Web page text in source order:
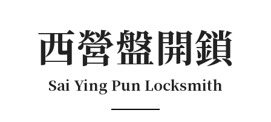
西營盤開鎖
Sai Ying Pun Locksmith